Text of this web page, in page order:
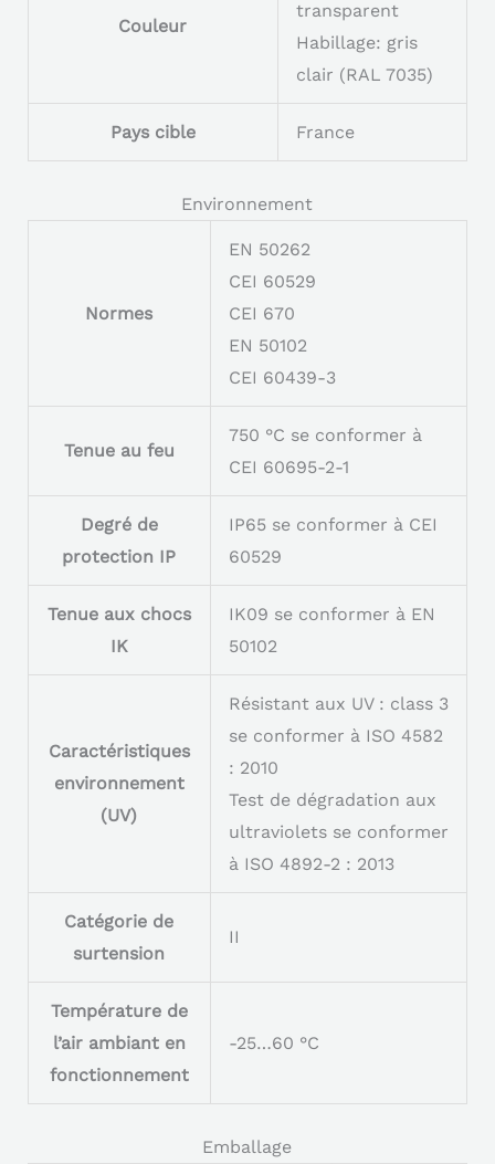
Couleur
transparent
Habillage: gris
clair (RAL 7035)
Pays cible France
Environnement
Normes
EN 50262
CEI 60529
CEI 670
EN 50102
CEI 60439-3
Tenue au feu
750 °C se conformer à
CEI 60695-2-1
Degré de
protection IP
IP65 se conformer à CEI
60529
Tenue aux chocs
IK
IK09 se conformer à EN
50102
Caractéristiques
environnement
(UV)
Résistant aux UV : class 3
se conformer à ISO 4582
: 2010
Test de dégradation aux
ultraviolets se conformer
à ISO 4892-2 : 2013
Catégorie de
surtension
II
Température de
l’air ambiant en
fonctionnement
-25…60 °C
Emballage